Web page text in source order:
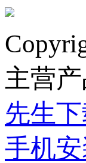
主营产品
先生
手机